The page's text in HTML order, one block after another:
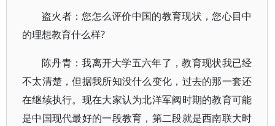
盗火者：您怎么评价中国的教育现状，您心目中
的理想教育什么样?
陈丹青：我离开大学五六年了，教育现状我已经
不太清楚，但据我所知没什么变化，过去的那一套还
在继续执行。现在大家认为北洋军阀时期的教育可能
是中国现代最好的一段教育，第二段就是西南联大时